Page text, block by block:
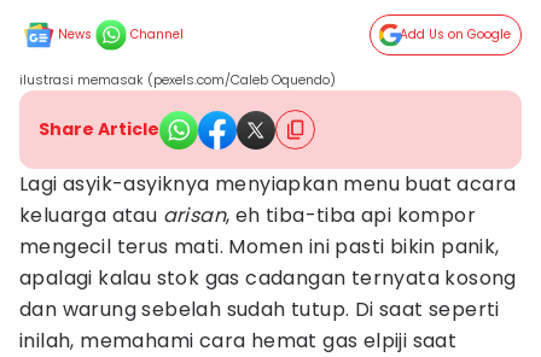
News Channel Add Us on Google
ilustrasi memasak (pexels.com/Caleb Oquendo)
Share Article
Lagi asyik-asyiknya menyiapkan menu buat acara
keluarga atau arisan, eh tiba-tiba api kompor
mengecil terus mati. Momen ini pasti bikin panik,
apalagi kalau stok gas cadangan ternyata kosong
dan warung sebelah sudah tutup. Di saat seperti
inilah, memahami cara hemat gas elpiji saat